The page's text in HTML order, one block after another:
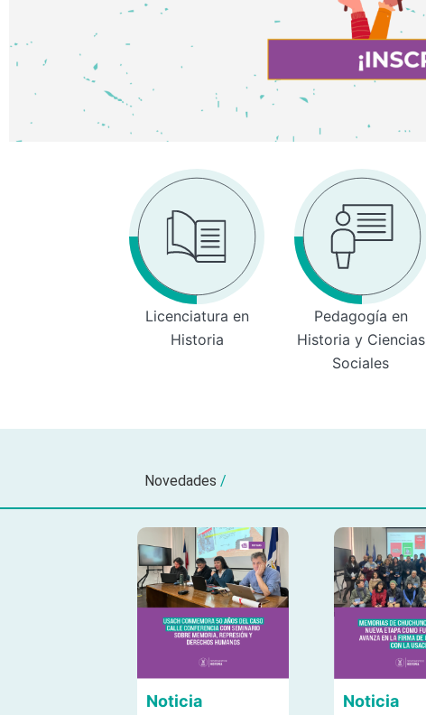
Licenciatura en
Historia
Pedagogía en
Historia y Ciencias
Sociales
Novedades /
Noticia Noticia